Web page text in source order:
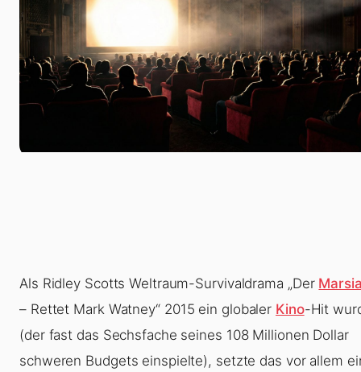
Als Ridley Scotts Weltraum-Survivaldrama „Der
– Rettet Mark Watney“ 2015 ein globaler Kino-Hit
(der fast das Sechsfache seines 108 Millionen Dollar
schweren Budgets einspielte), setzte das vor allem